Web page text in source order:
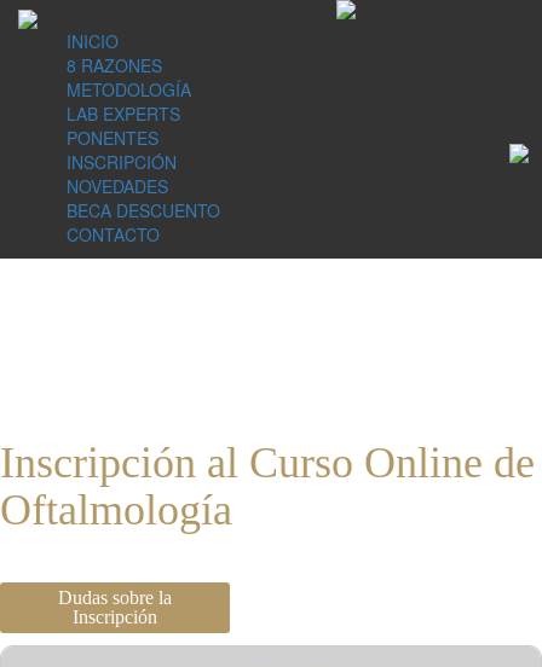
INICIO
8 RAZONES
METODOLOGÍA
LAB EXPERTS
PONENTES
INSCRIPCIÓN
NOVEDADES
BECA DESCUENTO
CONTACTO
Inscripción al Curso Online de
Oftalmología
Dudas sobre la
Inscripción